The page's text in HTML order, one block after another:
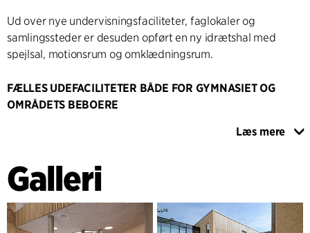
Ud over nye undervisningsfaciliteter, faglokaler og
samlingssteder er desuden opført en ny idrætshal med
spejlsal, motionsrum og omklædningsrum.
FÆLLES UDEFACILITETER BÅDE FOR GYMNASIET OG
OMRÅDETS BEBOERE
En aktivitetssti, der omkranser gymnasiearealet, leder
udearealerne, der bl.a. indeholder idrætsfaciliteterne,
inklusive en ny sportshal, og overdækket tilskuerareal, er
med til at karakterisere fællesskabet og aktiviteterne på
gymnasiet. Der skabes grønne nicher og flere
Læs mere
Galleri